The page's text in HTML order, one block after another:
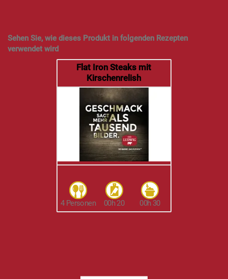
Sehen Sie, wie dieses Produkt in folgenden Rezepten
verwendet wird
Flat Iron Steaks mit
Kirschenrelish
4 Personen 00h 20 00h 30